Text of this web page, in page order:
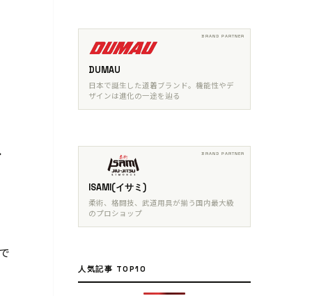
DUMAU
日本で誕生した道着ブランド。機能性やデ
ザインは進化の一途を辿る
ISAMI(イサミ)
柔術、格闘技、武道用具が揃う国内最大級
のプロショップ
人気記事 TOP10